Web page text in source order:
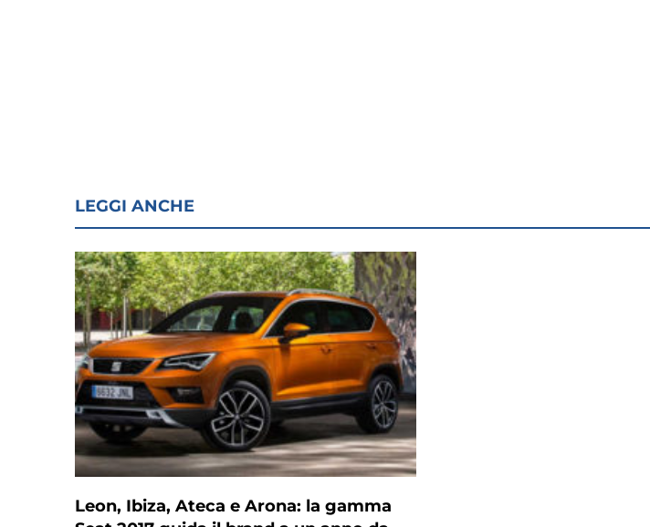
LEGGI ANCHE
Leon, Ibiza, Ateca e Arona: la gamma